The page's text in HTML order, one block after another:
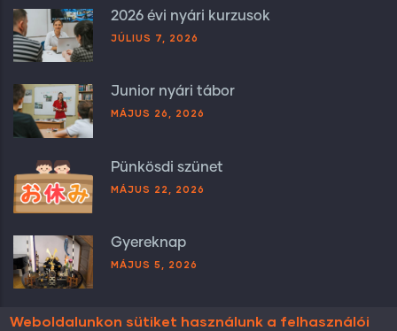
2026 évi nyári kurzusok
JÚLIUS 7, 2026
Junior nyári tábor
MÁJUS 26, 2026
Pünkösdi szünet
MÁJUS 22, 2026
Gyereknap
MÁJUS 5, 2026
Weboldalunkon sütiket használunk a felhasználói